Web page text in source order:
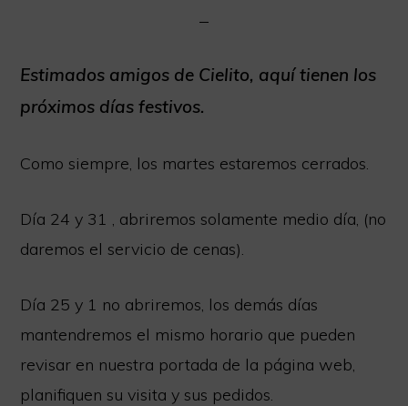
libre
Somos
de
la
Cordoba
sin
Gluten.
Estimados amigos de Cielito, aquí tienen los
próximos días festivos.
Como siempre, los martes estaremos cerrados.
Día 24 y 31 , abriremos solamente medio día, (no
daremos el servicio de cenas).
Día 25 y 1 no abriremos, los demás días
mantendremos el mismo horario que pueden
revisar en nuestra portada de la página web,
planifiquen su visita y sus pedidos.